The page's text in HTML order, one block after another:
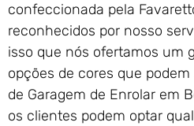
confeccionada pela
reconhecidos por nosso
isso que nós ofertamos um
opções de cores que
de Garagem de Enrolar em
os clientes podem optar